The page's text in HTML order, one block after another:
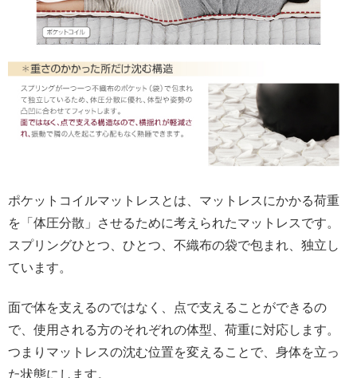
ポケットコイルマットレスとは、マットレスにかかる荷重
を「体圧分散」させるために考えられたマットレスです。
スプリングひとつ、ひとつ、不織布の袋で包まれ、独立し
ています。
面で体を支えるのではなく、点で支えることができるの
で、使用される方のそれぞれの体型、荷重に対応します。
つまりマットレスの沈む位置を変えることで、身体を立っ
た状態にします。